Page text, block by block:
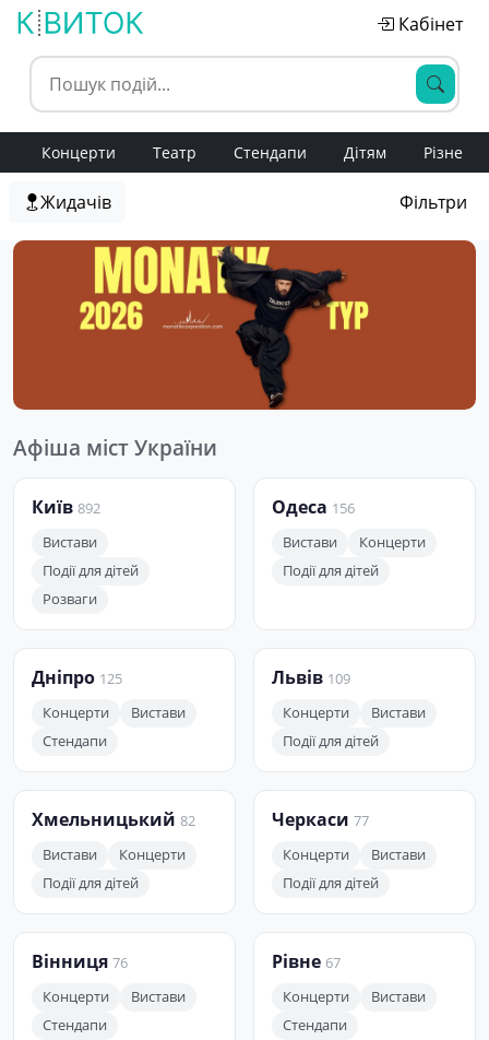
Кабінет
Концерти Театр Стендапи Дітям Різне
Жидачів Фільтри
Афіша міст України
Київ 892
Вистави
Події для дітей
Розваги
Одеса 156
Вистави
Концерти
Події для дітей
Дніпро 125
Концерти
Вистави
Стендапи
Львів 109
Концерти
Вистави
Події для дітей
Хмельницький 82
Вистави
Концерти
Події для дітей
Черкаси 77
Концерти
Вистави
Події для дітей
Вінниця 76
Концерти
Вистави
Стендапи
Рівне 67
Концерти
Вистави
Стендапи